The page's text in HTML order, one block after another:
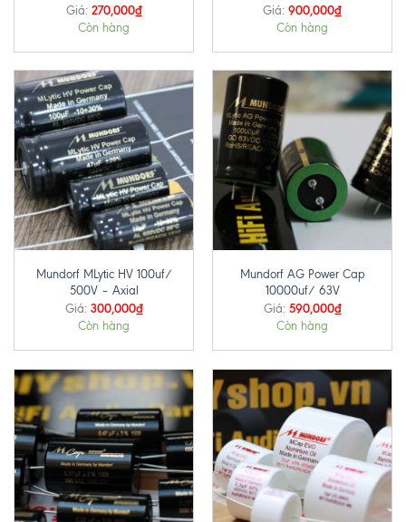
Giá: 270,000₫
Còn hàng
Giá: 900,000₫
Còn hàng
Mundorf MLytic HV 100uf/
500V – Axial
Giá: 300,000₫
Còn hàng
Mundorf AG Power Cap
10000uf/ 63V
Giá: 590,000₫
Còn hàng